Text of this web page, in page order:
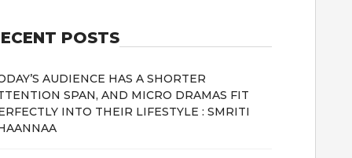
POSTS
AUDIENCE HAS A SHORTER
SPAN, AND MICRO DRAMAS FIT
INTO THEIR LIFESTYLE : SMRITI